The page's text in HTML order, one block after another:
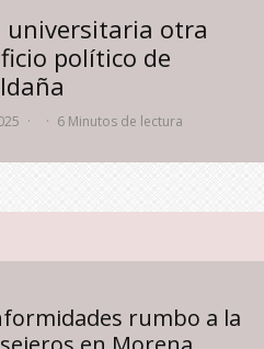
universitaria otra
político de
· · 6 Minutos de lectura
rumbo a la